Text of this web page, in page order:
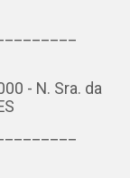
- N. Sra. da